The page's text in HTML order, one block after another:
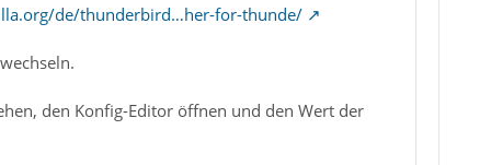
de/thunderbird…her-for-thunde/
den Konfig-Editor öffnen und den Wert der